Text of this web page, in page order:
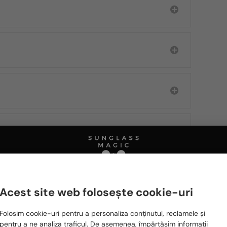
FIȚI INTERESAȚI ȘI DE
Te rugăm să alegi din listă țara potrivită pentru tine:
România / RO
Acest site web folosește cookie-uri
Folosim cookie-uri pentru a personaliza conținutul, reclamele și
pentru a ne analiza traficul. De asemenea, împărtășim informații